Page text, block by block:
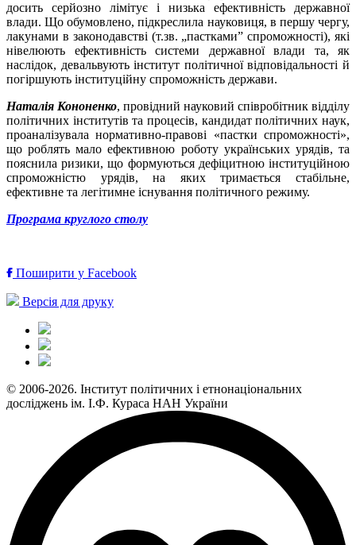
досить серйозно лімітує і низька ефективність державної
влади. Що обумовлено, підкреслила науковиця, в першу чергу,
лакунами в законодавстві (т.зв. „пастками” спроможності), які
нівелюють ефективність системи державної влади та, як
наслідок, девальвують інститут політичної відповідальності й
погіршують інституційну спроможність держави.
Наталія Кононенко, провідний науковий співробітник відділу
політичних інститутів та процесів, кандидат політичних наук,
проаналізувала нормативно-правові «пастки спроможності»,
що роблять мало ефективною роботу українських урядів, та
пояснила ризики, що формуються дефіцитною інституційною
спроможністю урядів, на яких тримається стабільне,
ефективне та легітимне існування політичного режиму.
Програма круглого столу
Поширити у Facebook
Версія для друку
© 2006-2026. Інститут політичних і етнонаціональних
досліджень ім. І.Ф. Кураса НАН України